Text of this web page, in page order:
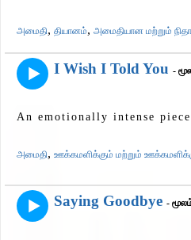
அமைதி, தியானம், அமைதியான மற்றும்
I Wish I Told You -
An emotionally intense
அமைதி, ஊக்கமளிக்கும் மற்றும்
Saying Goodbye -